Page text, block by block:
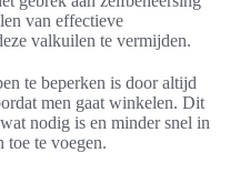
van effectieve
valkuilen te vermijden.
te beperken is door altijd
men gaat winkelen. Dit
nodig is en minder snel in
toe te voegen.